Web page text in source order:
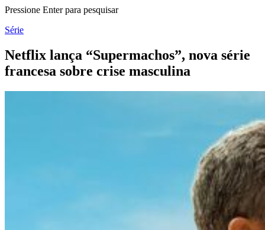
Pressione Enter para pesquisar
Série
Netflix lança “Supermachos”, nova série
francesa sobre crise masculina